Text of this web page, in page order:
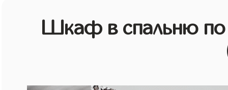
Шкаф в спальню по